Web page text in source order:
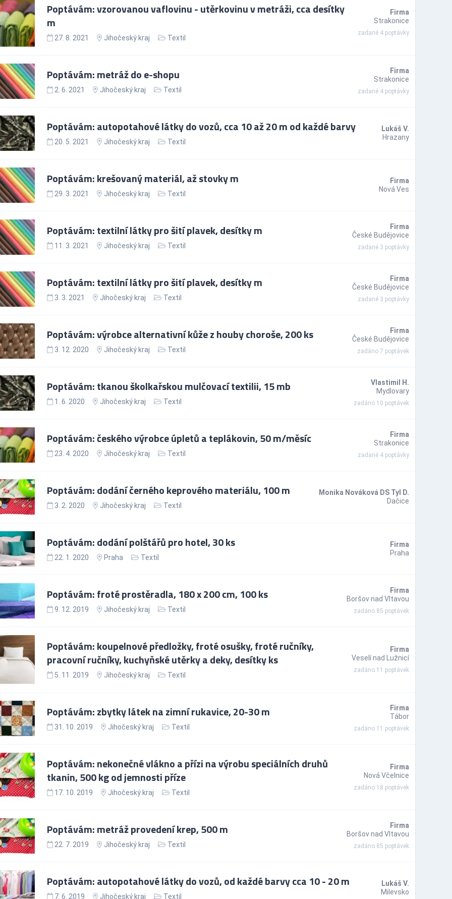
Poptávám: vzorovanou vaflovinu - utěrkovinu v metráži, cca desítky
m
27. 8. 2021 Jihočeský kraj Textil
Firma
Strakonice
zadané 4 poptávky
Poptávám: metráž do e-shopu
2. 6. 2021 Jihočeský kraj Textil
Firma
Strakonice
zadané 4 poptávky
Poptávám: autopotahové látky do vozů, cca 10 až 20 m od každé barvy
20. 5. 2021 Jihočeský kraj Textil
Lukáš V.
Hrazany
Poptávám: krešovaný materiál, až stovky m
29. 3. 2021 Jihočeský kraj Textil
Firma
Nová Ves
Poptávám: textilní látky pro šití plavek, desítky m
11. 3. 2021 Jihočeský kraj Textil
Firma
České Budějovice
zadané 3 poptávky
Poptávám: textilní látky pro šití plavek, desítky m
3. 3. 2021 Jihočeský kraj Textil
Firma
České Budějovice
zadané 3 poptávky
Poptávám: výrobce alternativní kůže z houby choroše, 200 ks
3. 12. 2020 Jihočeský kraj Textil
Firma
České Budějovice
zadáno 7 poptávek
Poptávám: tkanou školkařskou mulčovací textilii, 15 mb
1. 6. 2020 Jihočeský kraj Textil
Vlastimil H.
Mydlovary
zadáno 10 poptávek
Poptávám: českého výrobce úpletů a teplákovin, 50 m/měsíc
23. 4. 2020 Jihočeský kraj Textil
Firma
Strakonice
zadané 4 poptávky
Poptávám: dodání černého keprového materiálu, 100 m
3. 2. 2020 Jihočeský kraj Textil
Monika Nováková DS Tyl D.
Dačice
Poptávám: dodání polštářů pro hotel, 30 ks
22. 1. 2020 Praha Textil
Firma
Praha
Poptávám: froté prostěradla, 180 x 200 cm, 100 ks
9. 12. 2019 Jihočeský kraj Textil
Firma
Boršov nad Vltavou
zadáno 85 poptávek
Poptávám: koupelnové předložky, froté osušky, froté ručníky,
pracovní ručníky, kuchyňské utěrky a deky, desítky ks
5. 11. 2019 Jihočeský kraj Textil
Firma
Veselí nad Lužnicí
zadáno 11 poptávek
Poptávám: zbytky látek na zimní rukavice, 20-30 m
31. 10. 2019 Jihočeský kraj Textil
Firma
Tábor
zadáno 11 poptávek
Poptávám: nekonečné vlákno a přízi na výrobu speciálních druhů
tkanin, 500 kg od jemnosti příze
17. 10. 2019 Jihočeský kraj Textil
Firma
Nová Včelnice
zadáno 18 poptávek
Poptávám: metráž provedení krep, 500 m
22. 7. 2019 Jihočeský kraj Textil
Firma
Boršov nad Vltavou
zadáno 85 poptávek
Poptávám: autopotahové látky do vozů, od každé barvy cca 10 - 20 m
7. 6. 2019 Jihočeský kraj Textil
Lukáš V.
Milevsko